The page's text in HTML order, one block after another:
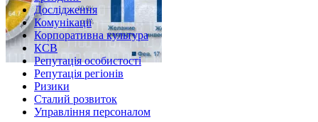
Дослідження
Комунікації
Корпоративна культура
КСВ
Репутація особистості
Репутація регіонів
Ризики
Сталий розвиток
Управління персоналом